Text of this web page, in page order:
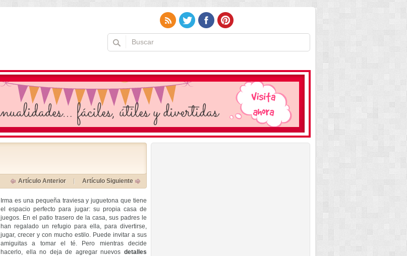
Artículo Anterior Artículo Siguiente
Irma es una pequeña traviesa y juguetona que tiene
el espacio perfecto para jugar: su propia casa de
juegos. En el patio trasero de la casa, sus padres le
han regalado un refugio para ella, para divertirse,
jugar, crecer y con mucho estilo. Puede invitar a sus
amiguitas a tomar el té. Pero mientras decide
hacerlo, ella no deja de agregar nuevos detalles